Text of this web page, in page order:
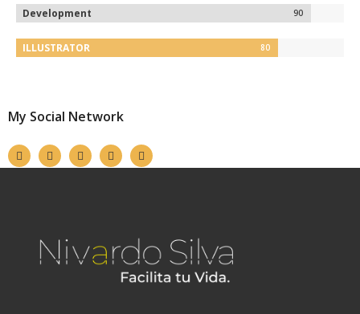
Development 90
ILLUSTRATOR 80
My Social Network